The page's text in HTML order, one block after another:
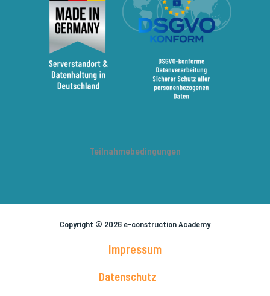
Teilnahmebedingungen
Copyright © 2026 e-construction Academy
Impressum
Datenschutz